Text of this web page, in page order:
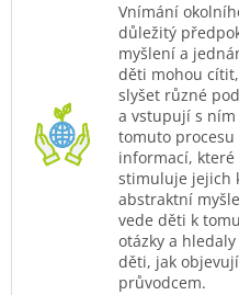
Vnímání
důležitý
myšlení a
děti mohou
slyšet různé
a vstupují s
tomuto procesu
informací, které
stimuluje jejich
abstraktní
vede děti k
otázky a
děti, jak
průvodcem.